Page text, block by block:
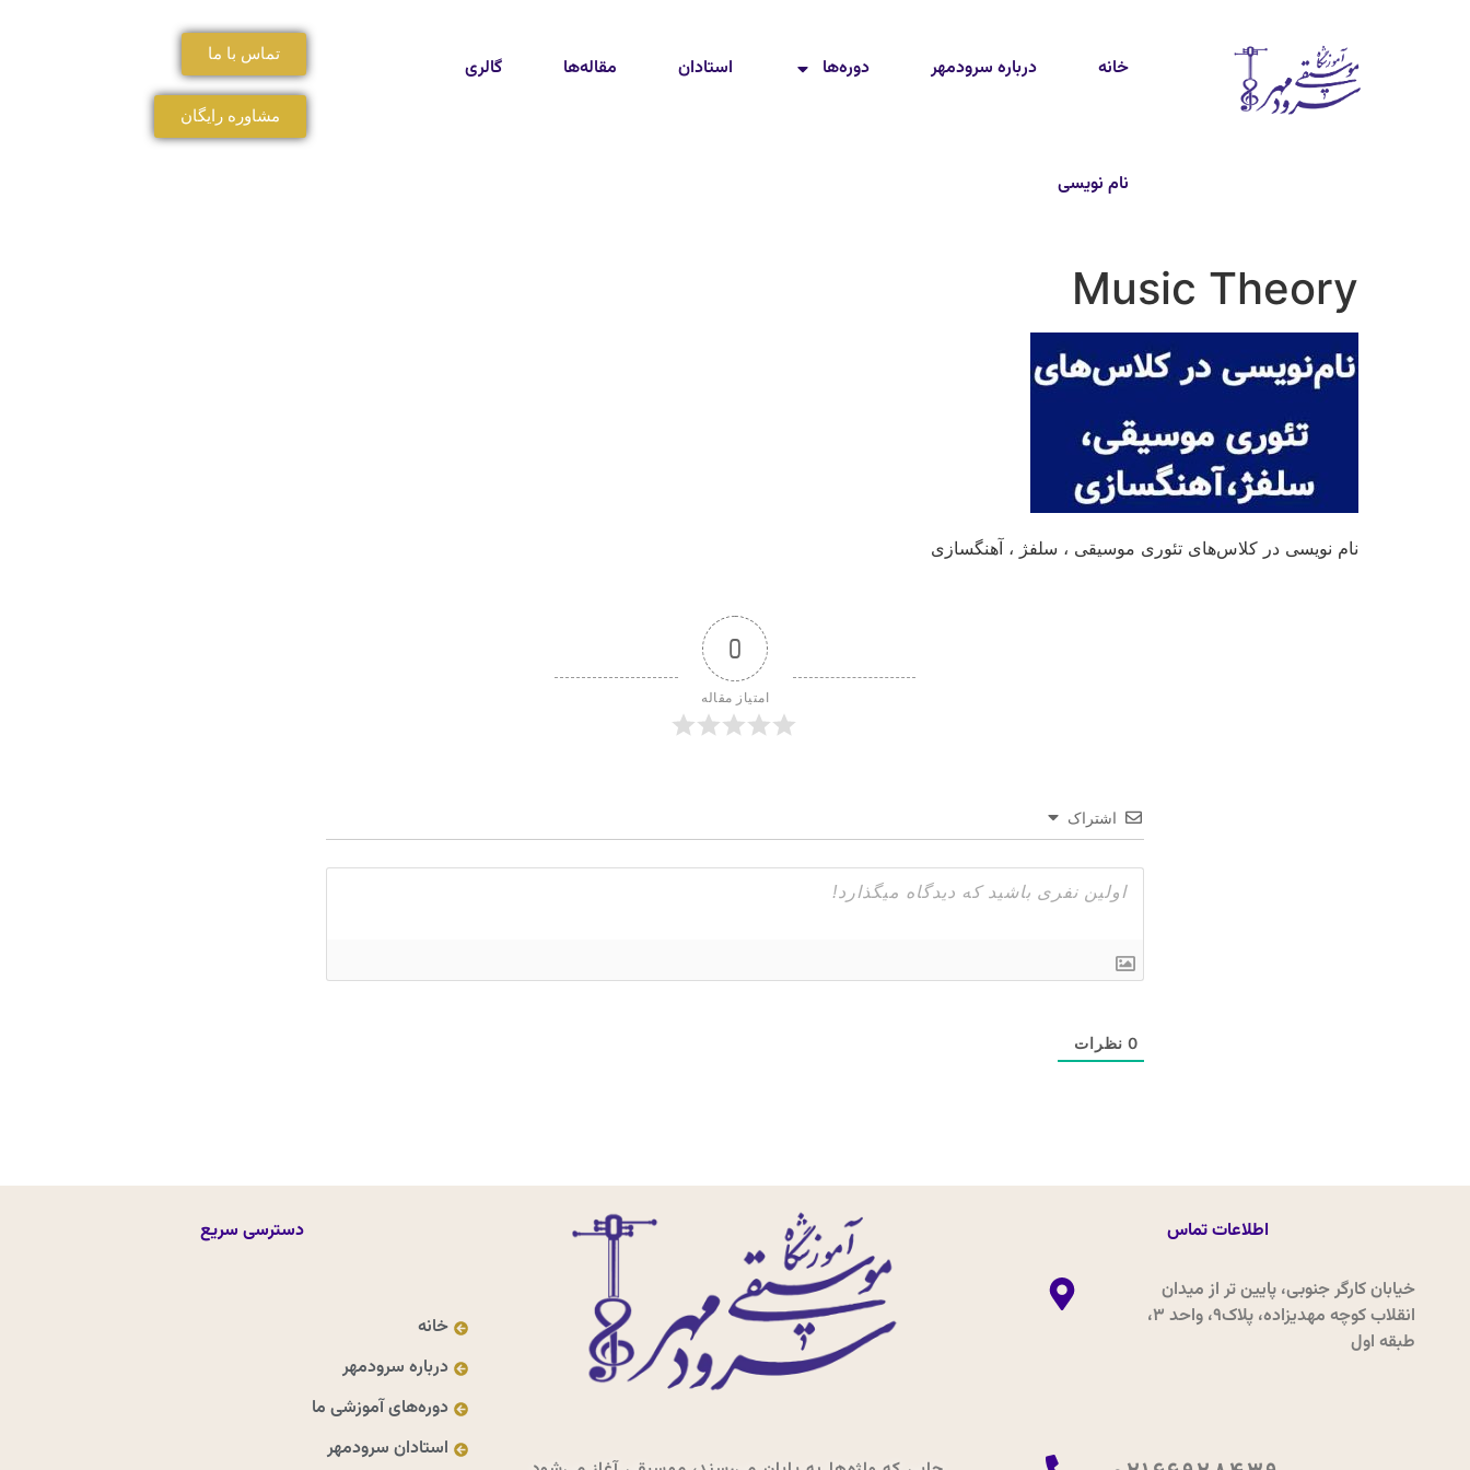
خانه درباره سرودمهر دوره‌ها استادان مقاله‌ها گالری
نام نویسی
تماس با ما
مشاوره رایگان
Music Theory
نام نویسی در کلاس‌های تئوری موسیقی ، سلفژ ، آهنگسازی
0
امتیاز مقاله
اشتراک
0 نظرات
اطلاعات تماس
خیابان کارگر جنوبی، پایین تر از میدان
انقلاب کوچه مهدیزاده، پلاک9، واحد 3،
طبقه اول
دسترسی سریع
خانه
درباره سرودمهر
دوره‌های آموزشی ما
استادان سرودمهر